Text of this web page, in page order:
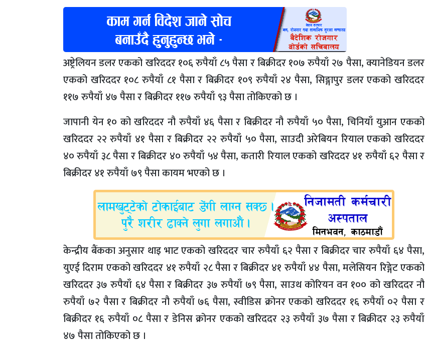
अष्ट्रेलियन डलर एकको खरिददर १०६ रुपैयाँ ८५ पैसा र बिक्रीदर १०७ रुपैयाँ २७ पैसा, क्यानेडियन डलर
एकको खरिददर १०८ रुपैयाँ ८१ पैसा र बिक्रीदर १०९ रुपैयाँ २४ पैसा, सिङ्गापुर डलर एकको खरिददर
११७ रुपैयाँ ४७ पैसा र बिक्रीदर ११७ रुपैयाँ ९३ पैसा तोकिएको छ ।
जापानी येन १० को खरिददर नौ रुपैयाँ ४६ पैसा र बिक्रीदर नौ रुपैयाँ ५० पैसा, चिनियाँ युआन एकको
खरिददर २२ रुपैयाँ ४१ पैसा र बिक्रीदर २२ रुपैयाँ ५० पैसा, साउदी अरेबियन रियाल एकको खरिददर
४० रुपैयाँ ३८ पैसा र बिक्रीदर ४० रुपैयाँ ५४ पैसा, कतारी रियाल एकको खरिददर ४१ रुपैयाँ ६२ पैसा र
बिक्रीदर ४१ रुपैयाँ ७९ पैसा कायम भएको छ ।
केन्द्रीय बैंकका अनुसार थाइ भाट एकको खरिददर चार रुपैयाँ ६२ पैसा र बिक्रीदर चार रुपैयाँ ६४ पैसा,
युएई दिराम एकको खरिददर ४१ रुपैयाँ २८ पैसा र बिक्रीदर ४१ रुपैयाँ ४४ पैसा, मलेसियन रिङ्गेट एकको
खरिददर ३७ रुपैयाँ ६४ पैसा र बिक्रीदर ३७ रुपैयाँ ७९ पैसा, साउथ कोरियन वन १०० को खरिददर नौ
रुपैयाँ ७२ पैसा र बिक्रीदर नौ रुपैयाँ ७६ पैसा, स्वीडिस क्रोनर एकको खरिददर १६ रुपैयाँ ०२ पैसा र
बिक्रीदर १६ रुपैयाँ ०८ पैसा र डेनिस क्रोनर एकको खरिददर २३ रुपैयाँ ३७ पैसा र बिक्रीदर २३ रुपैयाँ
४७ पैसा तोकिएको छ ।